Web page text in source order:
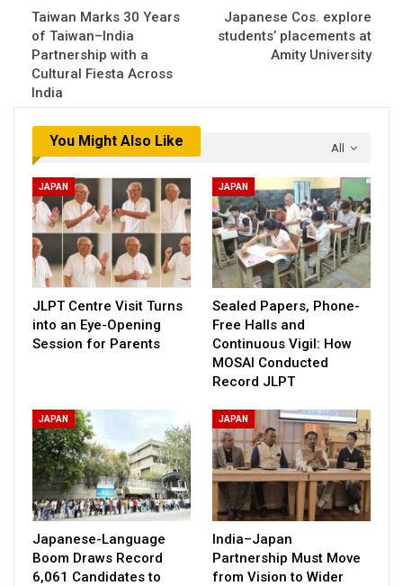
Taiwan Marks 30 Years
of Taiwan–India
Partnership with a
Cultural Fiesta Across
India
Japanese Cos. explore
students’ placements at
Amity University
All
You Might Also Like
JAPAN
JLPT Centre Visit Turns
into an Eye-Opening
Session for Parents
JAPAN
Sealed Papers, Phone-
Free Halls and
Continuous Vigil: How
MOSAI Conducted
Record JLPT
JAPAN
Japanese-Language
Boom Draws Record
6,061 Candidates to
JAPAN
India–Japan
Partnership Must Move
from Vision to Wider